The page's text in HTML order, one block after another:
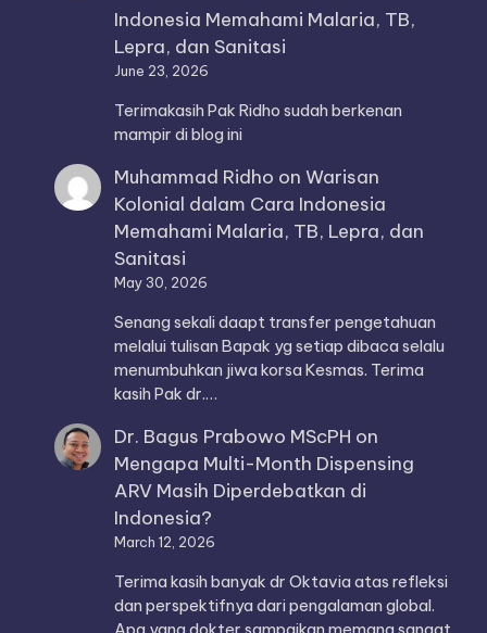
Indonesia Memahami Malaria, TB,
Lepra, dan Sanitasi
June 23, 2026
Terimakasih Pak Ridho sudah berkenan
mampir di blog ini
Muhammad Ridho onWarisan
Kolonial dalam Cara Indonesia
Memahami Malaria, TB, Lepra, dan
Sanitasi
May 30, 2026
Senang sekali daapt transfer pengetahuan
melalui tulisan Bapak yg setiap dibaca selalu
menumbuhkan jiwa korsa Kesmas. Terima
kasih Pak dr.…
Dr. Bagus Prabowo MScPH on
Mengapa Multi-Month Dispensing
ARV Masih Diperdebatkan di
Indonesia?
March 12, 2026
Terima kasih banyak dr Oktavia atas refleksi
dan perspektifnya dari pengalaman global.